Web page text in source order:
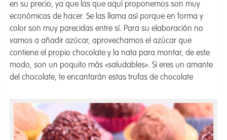
en su precio, ya que las que aquí proponemos son muy
económicas de hacer. Se las llama así porque en forma y
color son muy parecidas entre sí. Para su elaboración no
vamos a añadir azúcar, aprovechamos el azúcar que
contiene el propio chocolate y la nata para montar, de este
modo, son un poquito más «saludables». Si eres un amante
del chocolate, te encantarán estas trufas de chocolate